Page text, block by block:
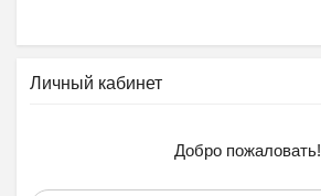
Личный кабинет
Добро пожаловать!